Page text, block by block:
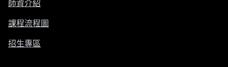
師資介紹
課程流程圖
招生專區